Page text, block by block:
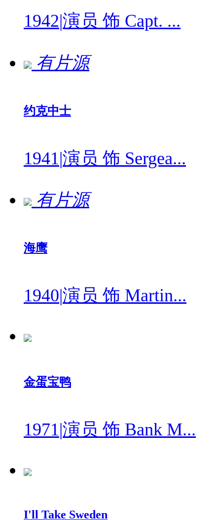
1942|演员 饰 Capt. ...
有片源
约克中士
1941|演员 饰 Sergea...
有片源
海鹰
1940|演员 饰 Martin...
金蛋宝鸭
1971|演员 饰 Bank M...
I'll Take Sweden